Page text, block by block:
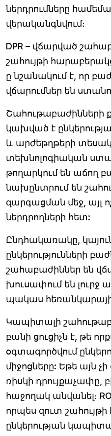
ներդրումները
վերականգնվում։
DPR – վճարված
շահույթի
ը նշանակում է, որ
վճարումներ են
Շահութաբաժինների
կախված է
և արժեթղթերի
տեխնոլոգիական
թողարկում են աճող
նախընտրում են
զարգացման մեջ, այլ
ներդրողների հետ:
Ընդհակառակը,
ընկերությունների
շահաբաժիններ են
խուսափում են լուրջ
պակաս
Կապիտալի
բանի ցուցիչն է, թե
օգտագործվում
միջոցները: Եթե ​​այն
ռիսկի դրույքաչափը,
հաջողակ անվանել։
որպես զուտ
ընկերության